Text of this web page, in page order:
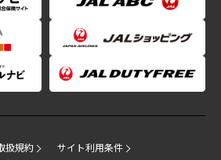
扱規約
サイト利用条件